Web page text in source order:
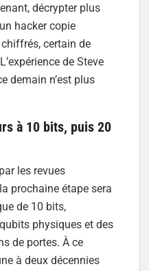
décrypter plus
hacker copie
certain de
de Steve
demain n’est plus
à 10 bits, puis 20
les revues
prochaine étape sera
de 10 bits,
physiques et des
de portes. À ce
à deux décennies